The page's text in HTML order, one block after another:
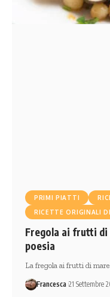
PRIMI PIATTI
RICETTE ORIGINALI
Fregola ai frutti di
poesia
La fregola ai frutti di
Francesca 21 Settembre